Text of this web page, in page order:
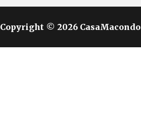
Copyright © 2026 CasaMacondo